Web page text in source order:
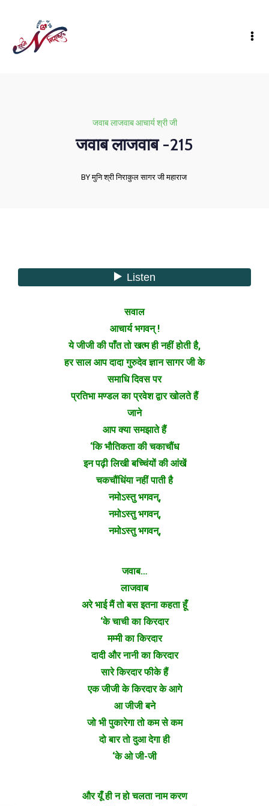
जवाब लाजवाब आचार्य श्री जी
जवाब लाजवाब -215
BY मुनि श्री निराकुल सागर जी महाराज
सवाल
आचार्य भगवन् !
ये जीजी की पाँत तो खत्म ही नहीं होती है,
हर साल आप दादा गुरुदेव ज्ञान सागर जी के
समाधि दिवस पर
प्रतिभा मण्डल का प्रवेश द्वार खोलते हैं
जाने
आप क्या समझाते हैं
‘कि भौतिकता की चकाचौंध
इन पढ़ी लिखी बच्चिंयों की आंखें
चकचौंधिंया नहीं पाती है
नमोऽस्तु भगवन्,
नमोऽस्तु भगवन्,
नमोऽस्तु भगवन्,
जवाब…
लाजवाब
अरे भाई मैं तो बस इतना कहता हूँ
‘के चाची का किरदार
मम्मी का किरदार
दादी और नानी का किरदार
सारे किरदार फीके हैं
एक जीजी के किरदार के आगे
आ जीजी बने
जो भी पुकारेगा तो कम से कम
दो बार तो दुआ देगा ही
‘के ओ जी-जी
और यूँ ही न हो चलता नाम करण